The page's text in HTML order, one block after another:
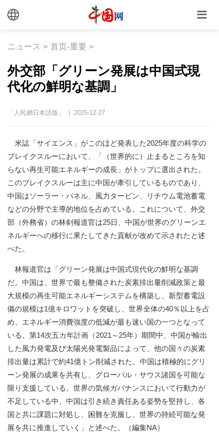
ニュース > 首页-重要 >
外交部「グリーン発展は中国式現
代化の鮮明な基調」
「人民網日本語版」 | 2025-12-27
米誌「サイエンス」がこのほど発表した2025年度の科学の
ブレイクスルーにおいて、「（世界的に）止まるところを知
らない再生可能エネルギーの成長」がトップに選出された。
このブレイクスルーは主に中国が牽引しているものであり、
中国はソーラー・パネル、風力タービン、リチウム電池蓄電
などの分野で主導的地位を占めている。これについて、外交
部（外務省）の林剣報道官は25日、中国が世界のグリーンエ
ネルギーへの移行に果たしてきた貢献が改めて示されたと述
べた。
林報道官は「グリーン発展は中国式現代化の鮮明な基調
だ。中国は、世界で最も整備された炭素排出量削減政策と最
大規模の再生可能エネルギーシステムを構築し、新型蓄電設
備の規模は1億キロワットを突破し、世界全体の40％以上を占
め、エネルギー消費強度の低減が最も速い国の一つとなって
いる。第14次五カ年計画（2021～25年）期間中、中国が輸出
した風力発電及び太陽光発電製品によって、他の国々の炭素
排出量は累計で約41億トン削減された。中国は積極的にグリ
ーン発展の成果を共有し、グローバル・サウス諸国を可能な
限り支援している。世界の気候ガバナンスにおいて行動力が
不足している中、中国は引き続き責任ある姿勢を堅持し、各
国と共に課題に対処し、困難を克服し、世界の持続可能な発
展を共に推進していく」と述べた。（編集NA）